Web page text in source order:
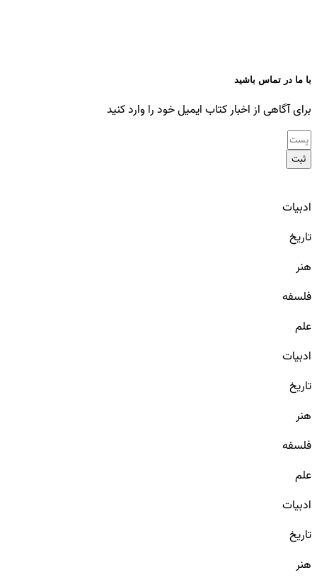
با ما در تماس باشید
برای آگاهی از اخبار کتاب ایمیل خود را وارد کنید
ثبت
ادبیات
تاریخ
هنر
فلسفه
علم
ادبیات
تاریخ
هنر
فلسفه
علم
ادبیات
تاریخ
هنر